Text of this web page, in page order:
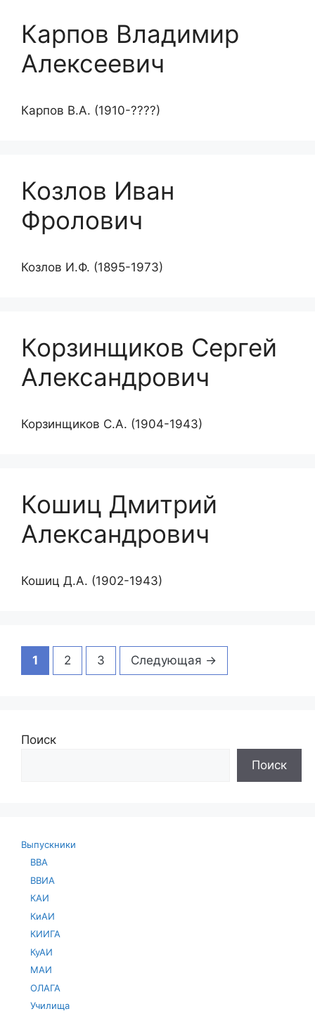
Карпов Владимир
Алексеевич
Карпов В.А. (1910-????)
Козлов Иван
Фролович
Козлов И.Ф. (1895-1973)
Корзинщиков Сергей
Александрович
Корзинщиков С.А. (1904-1943)
Кошиц Дмитрий
Александрович
Кошиц Д.А. (1902-1943)
Страница
1 Страница
2 Страница
3 Следующая →
Поиск
Поиск
Выпускники
ВВА
ВВИА
КАИ
КиАИ
КИИГА
КуАИ
МАИ
ОЛАГА
Училища